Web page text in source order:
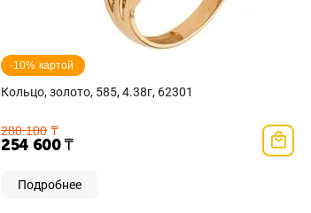
-10% картой
Кольцо, золото, 585, 4.38г, 62301
280 100 ₸
254 600₸
Подробнее